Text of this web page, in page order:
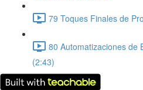
79 Toques Finales de
80 Automatizaciones de
(2:43)